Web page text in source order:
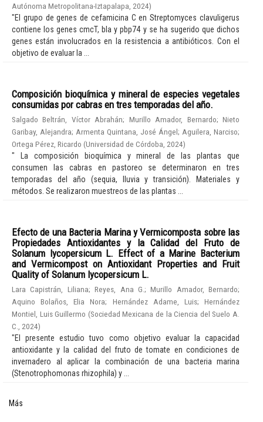
Autónoma Metropolitana-Iztapalapa 2024)
"El grupo de genes de cefamicina C en Streptomyces clavuligerus
contiene los genes cmcT, bla y pbp74 y se ha sugerido que dichos
genes están involucrados en la resistencia a antibióticos. Con el
objetivo de evaluar la ...
Composición bioquímica y mineral de especies vegetales
consumidas por cabras en tres temporadas del año.
Salgado Beltrán, Víctor Abrahán; Murillo Amador, Bernardo;Nieto
Garibay, Alejandra; Armenta Quintana, José Ángel; Aguilera, Narciso;
Ortega Pérez, Ricardo (Universidad de Córdoba 2024)
" La composición bioquímica y mineral de las plantas que
consumen las cabras en pastoreo se determinaron en tres
temporadas del año (sequia, lluvia y transición). Materiales y
métodos. Se realizaron muestreos de las plantas ...
Efecto de una Bacteria Marina y Vermicomposta sobre las
Propiedades Antioxidantes y la Calidad del Fruto de
Solanum lycopersicum L. Effect of a Marine Bacterium
and Vermicompost on Antioxidant Properties and Fruit
Quality of Solanum lycopersicum L.
Lara Capistrán, Liliana;Reyes, Ana G. ;Murillo Amador, Bernardo;
Aquino Bolaños, Elia Nora; Hernández Adame, Luis;Hernández
Montiel, Luis Guillermo (Sociedad Mexicana de la Ciencia del Suelo A.
C.
2024)
"El presente estudio tuvo como objetivo evaluar la capacidad
antioxidante y la calidad del fruto de tomate en condiciones de
invernadero al aplicar la combinación de una bacteria marina
(Stenotrophomonas rhizophila) y ...
Más